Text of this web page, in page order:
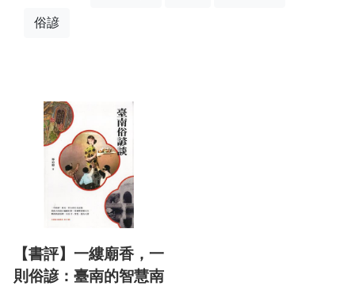
俗諺
【書評】一縷廟香，一
則俗諺：臺南的智慧南